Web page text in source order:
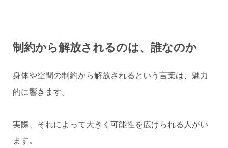
制約から解放されるのは、誰なのか
身体や空間の制約から解放されるという言葉は、魅力
的に響きます。
実際、それによって大きく可能性を広げられる人がい
ます。